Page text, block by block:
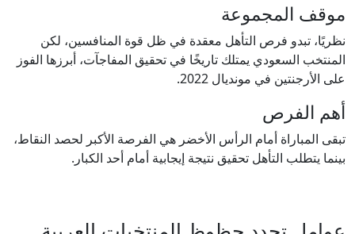
موقف المجموعة
نظريًا، تبدو فرص التأهل معقدة في ظل قوة المنافسين، لكن
المنتخب السعودي يمتلك تاريخًا في تحقيق المفاجآت، أبرزها الفوز
على الأرجنتين في مونديال 2022.
أهم الفرص
تبقى المباراة أمام الرأس الأخضر هي الفرصة الأكبر لحصد النقاط،
بينما يتطلب التأهل تحقيق نتيجة إيجابية أمام أحد الكبار.